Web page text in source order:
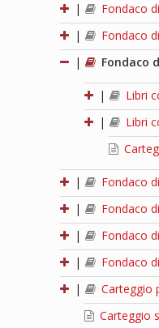
|
Fondaco
|
Fondaco
|
Fondaco
|
Libri
|
Libri
|
Fondaco
|
Fondaco
|
Fondaco
|
Fondaco
|
Carteggio
Carteggio